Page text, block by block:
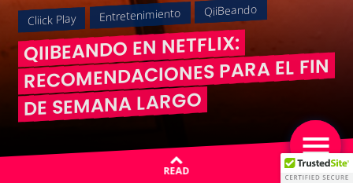
Cliick Play Entretenimiento QiiBeando
QIIBEANDO EN NETFLIX:
RECOMENDACIONES PARA EL FIN
DE SEMANA LARGO
READ